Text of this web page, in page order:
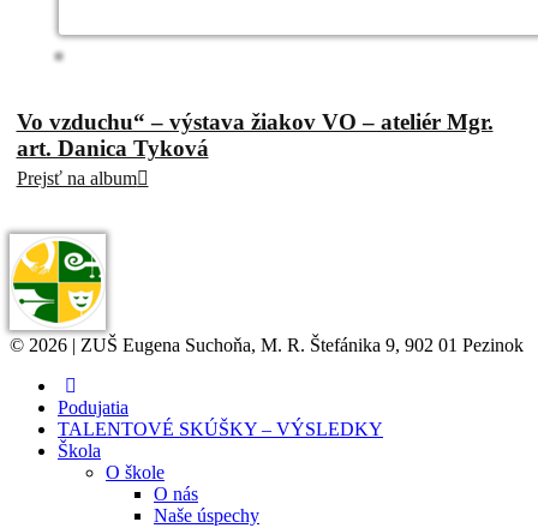
Vo vzduchu“ – výstava žiakov VO – ateliér Mgr.
art. Danica Tyková
Prejsť na album
© 2026 | ZUŠ Eugena Suchoňa, M. R. Štefánika 9, 902 01 Pezinok
Podujatia
TALENTOVÉ SKÚŠKY – VÝSLEDKY
Škola
O škole
O nás
Naše úspechy